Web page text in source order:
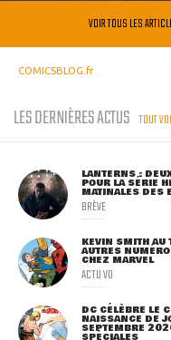
VOIR TOUS LES
COMICSBLOG.fr
LES DERNIÈRES ACTUS TOUT
LANTERNS :
POUR LA SÉRIE
MATINALES DES
BRÈVE
KEVIN SMITH AU
AUTRES
CHEZ MARVEL
ACTU VO
DC CÉLÈBRE LE
NAISSANCE DE
SEPTEMBRE
SPÉCIALES